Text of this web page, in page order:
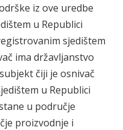
iz ove uredbe
u Republici
sjedištem
ima državljanstvo
čiji je osnivač
u Republici
u područje
proizvodnje i